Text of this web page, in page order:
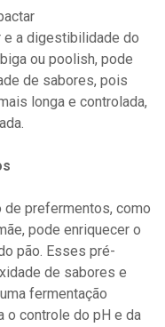
a digestibilidade do
ou poolish, pode
de sabores, pois
longa e controlada,
prefermentos, como
pode enriquecer o
pão. Esses pré-
de sabores e
fermentação
o controle do pH e da